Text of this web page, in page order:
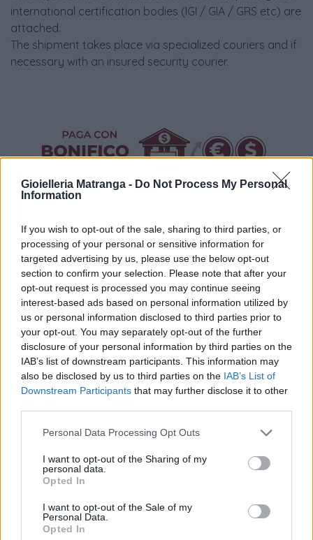
Gioielleria Matranga - Do Not Process My Personal
Information
If you wish to opt-out of the sale, sharing to third parties, or
processing of your personal or sensitive information for
targeted advertising by us, please use the below opt-out
section to confirm your selection. Please note that after your
opt-out request is processed you may continue seeing
interest-based ads based on personal information utilized by
us or personal information disclosed to third parties prior to
your opt-out. You may separately opt-out of the further
disclosure of your personal information by third parties on the
IAB’s list of downstream participants. This information may
also be disclosed by us to third parties on the IAB’s List of
Downstream Participants that may further disclose it to other
Please note that this website/app uses one or more Google
not limited to your visit or usage behaviour. You may click to
grant or deny consent to Google and its third-party tags to
use your data for below specified purposes in below Google
consent section.
Personal Data Processing Opt Outs
I want to opt-out of the Sharing of my
personal data.
Opted In
I want to opt-out of the Sale of my
Personal Data.
Opted In
international certification bodies (IGI / GIA / GRS etc) are
attached.
The shipment takes place via specialized couriers and if
necessary with an insured security courier.
Visualizza proposte di finanziamento
Politiche dei prezzi online
Caratteristiche Prodotto
iRef:93
Google
4.8
Powered by LocalImpact
Garanzia di due anni
sui prodotti usati, verificati dal